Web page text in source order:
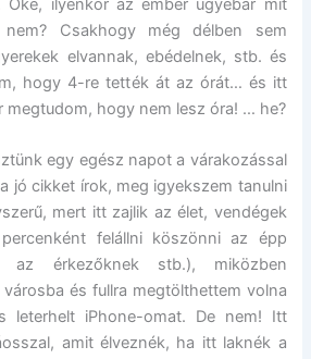
Csakhogy még délben sem
elvannak, ebédelnek, stb. és
hogy 4-re tették át az órát… és itt
megtudom, hogy nem lesz óra! … he?
egy egész napot a várakozással
jó cikket írok, meg igyekszem tanulni
mert itt zajlik az élet, vendégek
felállni köszönni az épp
az érkezőknek stb.), miközben
és fullra megtölthettem volna
leterhelt iPhone-omat. De nem! Itt
amit élveznék, ha itt laknék a